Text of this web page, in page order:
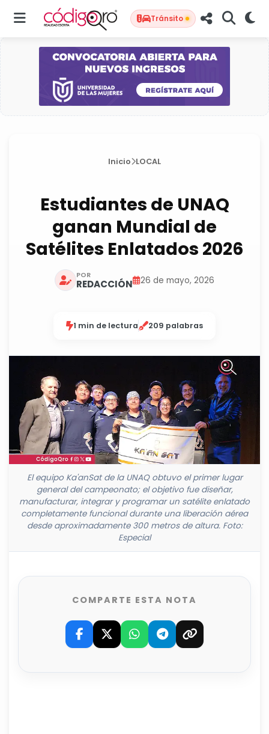
Tránsito
Inicio LOCAL
Estudiantes de UNAQ
ganan Mundial de
Satélites Enlatados 2026
POR
REDACCIÓN 26 de mayo, 2026
1 min de lectura 209 palabras
El equipo Ka'anSat de la UNAQ obtuvo el primer lugar
general del campeonato; el objetivo fue diseñar,
manufacturar, integrar y programar un satélite enlatado
completamente funcional durante una liberación aérea
desde aproximadamente 300 metros de altura. Foto:
Especial
COMPARTE ESTA NOTA